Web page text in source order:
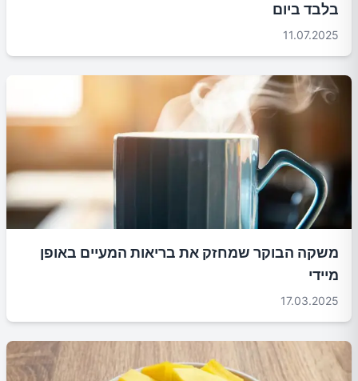
בלבד ביום
11.07.2025
משקה הבוקר שמחזק את בריאות המעיים באופן
מיידי
17.03.2025